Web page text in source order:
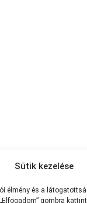
Sütik kezelése
élmény és a
gombra